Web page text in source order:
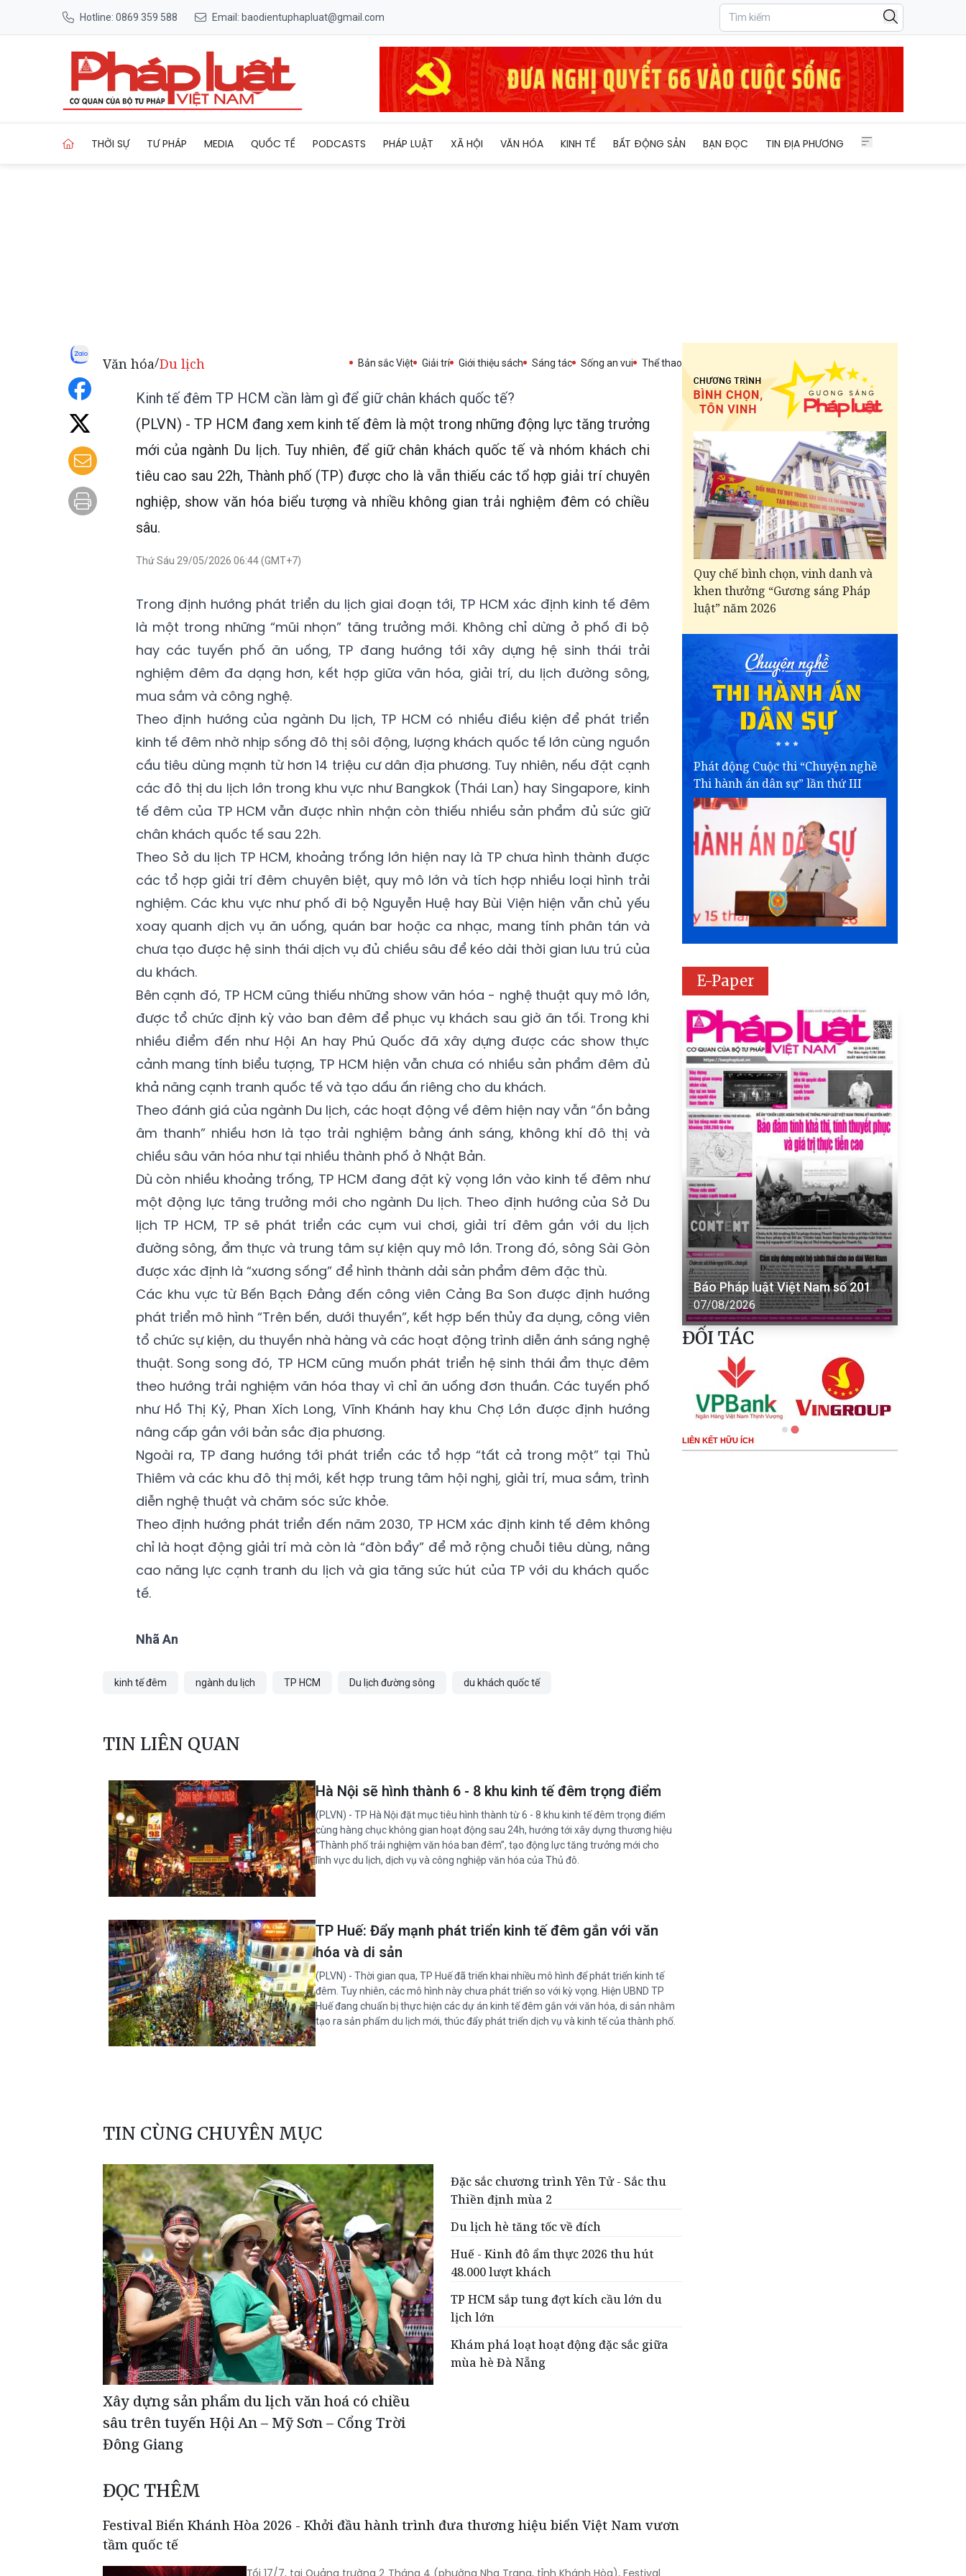
Hotline: 0869 359 588 Email: baodientuphapluat@gmail.com
THỜI SỰ TƯ PHÁP MEDIA QUỐC TẾ PODCASTS PHÁP LUẬT XÃ HỘI VĂN HÓA KINH TẾ BẤT ĐỘNG SẢN BẠN ĐỌC TIN ĐỊA PHƯƠNG
Văn hóa/Du lịch Bản sắc Việt Giải trí Giới thiệu sách Sáng tác Sống an vui Thể thao
Kinh tế đêm TP HCM cần làm gì để giữ chân khách quốc tế?
(PLVN) - TP HCM đang xem kinh tế đêm là một trong những động lực tăng trưởng
mới của ngành Du lịch. Tuy nhiên, để giữ chân khách quốc tế và nhóm khách chi
tiêu cao sau 22h, Thành phố (TP) được cho là vẫn thiếu các tổ hợp giải trí chuyên
nghiệp, show văn hóa biểu tượng và nhiều không gian trải nghiệm đêm có chiều
sâu.
Thứ Sáu 29/05/2026 06:44 (GMT+7)
Trong định hướng phát triển du lịch giai đoạn tới, TP HCM xác định kinh tế đêm
là một trong những “mũi nhọn” tăng trưởng mới. Không chỉ dừng ở phố đi bộ
hay các tuyến phố ăn uống, TP đang hướng tới xây dựng hệ sinh thái trải
nghiệm đêm đa dạng hơn, kết hợp giữa văn hóa, giải trí, du lịch đường sông,
mua sắm và công nghệ.
Theo định hướng của ngành Du lịch, TP HCM có nhiều điều kiện để phát triển
kinh tế đêm nhờ nhịp sống đô thị sôi động, lượng khách quốc tế lớn cùng nguồn
cầu tiêu dùng mạnh từ hơn 14 triệu cư dân địa phương. Tuy nhiên, nếu đặt cạnh
các đô thị du lịch lớn trong khu vực như Bangkok (Thái Lan) hay Singapore, kinh
tế đêm của TP HCM vẫn được nhìn nhận còn thiếu nhiều sản phẩm đủ sức giữ
chân khách quốc tế sau 22h.
Theo Sở du lịch TP HCM, khoảng trống lớn hiện nay là TP chưa hình thành được
các tổ hợp giải trí đêm chuyên biệt, quy mô lớn và tích hợp nhiều loại hình trải
nghiệm. Các khu vực như phố đi bộ Nguyễn Huệ hay Bùi Viện hiện vẫn chủ yếu
xoay quanh dịch vụ ăn uống, quán bar hoặc ca nhạc, mang tính phân tán và
chưa tạo được hệ sinh thái dịch vụ đủ chiều sâu để kéo dài thời gian lưu trú của
du khách.
Bên cạnh đó, TP HCM cũng thiếu những show văn hóa - nghệ thuật quy mô lớn,
được tổ chức định kỳ vào ban đêm để phục vụ khách sau giờ ăn tối. Trong khi
nhiều điểm đến như Hội An hay Phú Quốc đã xây dựng được các show thực
cảnh mang tính biểu tượng, TP HCM hiện vẫn chưa có nhiều sản phẩm đêm đủ
khả năng cạnh tranh quốc tế và tạo dấu ấn riêng cho du khách.
Theo đánh giá của ngành Du lịch, các hoạt động về đêm hiện nay vẫn “ồn bằng
âm thanh” nhiều hơn là tạo trải nghiệm bằng ánh sáng, không khí đô thị và
chiều sâu văn hóa như tại nhiều thành phố ở Nhật Bản.
Dù còn nhiều khoảng trống, TP HCM đang đặt kỳ vọng lớn vào kinh tế đêm như
một động lực tăng trưởng mới cho ngành Du lịch. Theo định hướng của Sở Du
lịch TP HCM, TP sẽ phát triển các cụm vui chơi, giải trí đêm gắn với du lịch
đường sông, ẩm thực và trung tâm sự kiện quy mô lớn. Trong đó, sông Sài Gòn
được xác định là “xương sống” để hình thành dải sản phẩm đêm đặc thù.
Các khu vực từ Bến Bạch Đằng đến công viên Cảng Ba Son được định hướng
phát triển mô hình “Trên bến, dưới thuyền”, kết hợp bến thủy đa dụng, công viên
tổ chức sự kiện, du thuyền nhà hàng và các hoạt động trình diễn ánh sáng nghệ
thuật. Song song đó, TP HCM cũng muốn phát triển hệ sinh thái ẩm thực đêm
theo hướng trải nghiệm văn hóa thay vì chỉ ăn uống đơn thuần. Các tuyến phố
như Hồ Thị Kỷ, Phan Xích Long, Vĩnh Khánh hay khu Chợ Lớn được định hướng
nâng cấp gắn với bản sắc địa phương.
Ngoài ra, TP đang hướng tới phát triển các tổ hợp “tất cả trong một” tại Thủ
Thiêm và các khu đô thị mới, kết hợp trung tâm hội nghị, giải trí, mua sắm, trình
diễn nghệ thuật và chăm sóc sức khỏe.
Theo định hướng phát triển đến năm 2030, TP HCM xác định kinh tế đêm không
chỉ là hoạt động giải trí mà còn là “đòn bẩy” để mở rộng chuỗi tiêu dùng, nâng
cao năng lực cạnh tranh du lịch và gia tăng sức hút của TP với du khách quốc
tế.
Nhã An
kinh tế đêm ngành du lịch TP HCM Du lịch đường sông du khách quốc tế
TIN LIÊN QUAN
Hà Nội sẽ hình thành 6 - 8 khu kinh tế đêm trọng điểm
(PLVN) - TP Hà Nội đặt mục tiêu hình thành từ 6 - 8 khu kinh tế đêm trọng điểm
cùng hàng chục không gian hoạt động sau 24h, hướng tới xây dựng thương hiệu
“Thành phố trải nghiệm văn hóa ban đêm”, tạo động lực tăng trưởng mới cho
lĩnh vực du lịch, dịch vụ và công nghiệp văn hóa của Thủ đô.
TP Huế: Đẩy mạnh phát triển kinh tế đêm gắn với văn
hóa và di sản
(PLVN) - Thời gian qua, TP Huế đã triển khai nhiều mô hình để phát triển kinh tế
đêm. Tuy nhiên, các mô hình này chưa phát triển so với kỳ vọng. Hiện UBND TP
Huế đang chuẩn bị thực hiện các dự án kinh tế đêm gắn với văn hóa, di sản nhằm
tạo ra sản phẩm du lịch mới, thúc đẩy phát triển dịch vụ và kinh tế của thành phố.
TIN CÙNG CHUYÊN MỤC
Xây dựng sản phẩm du lịch văn hoá có chiều
sâu trên tuyến Hội An – Mỹ Sơn – Cổng Trời
Đông Giang
Đặc sắc chương trình Yên Tử - Sắc thu
Thiền định mùa 2
Du lịch hè tăng tốc về đích
Huế - Kinh đô ẩm thực 2026 thu hút
48.000 lượt khách
TP HCM sắp tung đợt kích cầu lớn du
lịch lớn
Khám phá loạt hoạt động đặc sắc giữa
mùa hè Đà Nẵng
ĐỌC THÊM
Festival Biển Khánh Hòa 2026 - Khởi đầu hành trình đưa thương hiệu biển Việt Nam vươn
tầm quốc tế
Tối 17/7, tại Quảng trường 2 Tháng 4 (phường Nha Trang, tỉnh Khánh Hòa), Festival
Quy chế bình chọn, vinh danh và
khen thưởng “Gương sáng Pháp
luật” năm 2026
Phát động Cuộc thi “Chuyện nghề
Thi hành án dân sự” lần thứ III
E-Paper
Báo Pháp luật Việt Nam số 201
07/08/2026
ĐỐI TÁC
LIÊN KẾT HỮU ÍCH